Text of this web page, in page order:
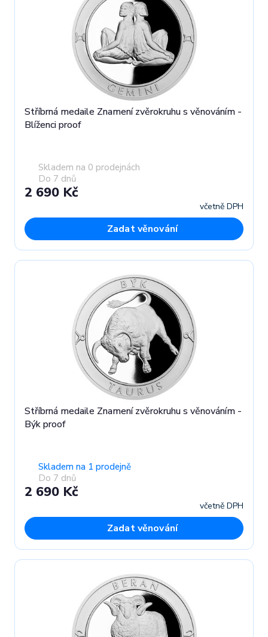
Stříbrná medaile Znamení zvěrokruhu s věnováním -
Blíženci proof
Skladem na 0 prodejnách
Do 7 dnů
2 690 Kč
včetně DPH
Zadat věnování
Stříbrná medaile Znamení zvěrokruhu s věnováním -
Býk proof
Skladem na 1 prodejně
Do 7 dnů
2 690 Kč
včetně DPH
Zadat věnování